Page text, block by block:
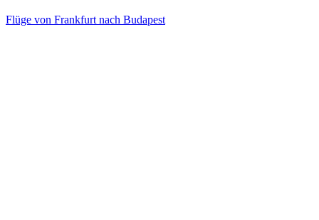
Flüge von Frankfurt nach Budapest